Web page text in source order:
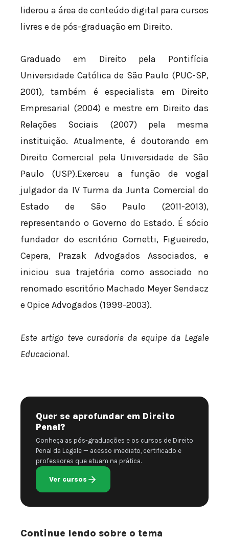
liderou a área de conteúdo digital para cursos
livres e de pós-graduação em Direito.
Graduado em Direito pela Pontifícia
Universidade Católica de São Paulo (PUC-SP,
2001), também é especialista em Direito
Empresarial (2004) e mestre em Direito das
Relações Sociais (2007) pela mesma
instituição. Atualmente, é doutorando em
Direito Comercial pela Universidade de São
Paulo (USP).Exerceu a função de vogal
julgador da IV Turma da Junta Comercial do
Estado de São Paulo (2011-2013),
representando o Governo do Estado. É sócio
fundador do escritório Cometti, Figueiredo,
Cepera, Prazak Advogados Associados, e
iniciou sua trajetória como associado no
renomado escritório Machado Meyer Sendacz
e Opice Advogados (1999-2003).
Este artigo teve curadoria da equipe da Legale
Educacional.
Quer se aprofundar em Direito
Penal?
Conheça as pós-graduações e os cursos de Direito
Penal da Legale — acesso imediato, certificado e
professores que atuam na prática.
Ver cursos
Continue lendo sobre o tema